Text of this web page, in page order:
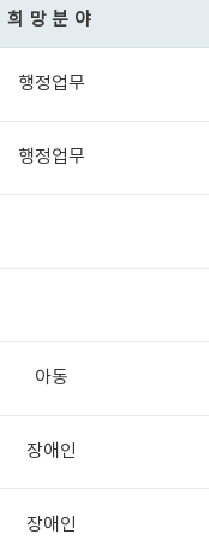
희망분야
행정업무
행정업무
아동
장애인
장애인